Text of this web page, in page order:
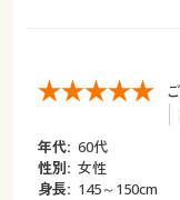
年代: 60代
性別: 女性
身長: 145～150cm